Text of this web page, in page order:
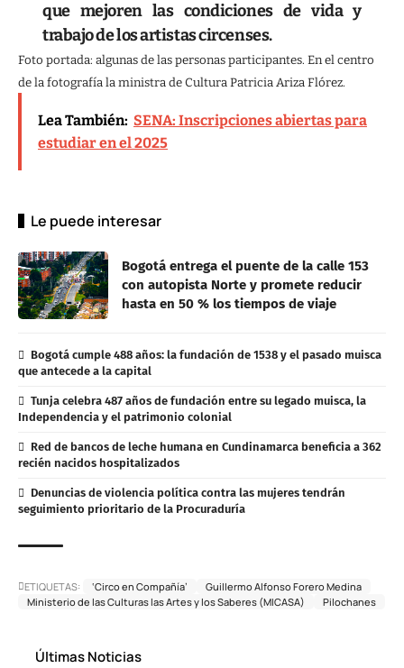
que mejoren las condiciones de vida y
trabajo de los artistas circenses.
Foto portada: algunas de las personas participantes. En el centro
de la fotografía la ministra de Cultura Patricia Ariza Flórez.
Lea También: SENA: Inscripciones abiertas para
estudiar en el 2025
Le puede interesar
Bogotá entrega el puente de la calle 153
con autopista Norte y promete reducir
hasta en 50 % los tiempos de viaje
Bogotá cumple 488 años: la fundación de 1538 y el pasado muisca
que antecede a la capital
Tunja celebra 487 años de fundación entre su legado muisca, la
Independencia y el patrimonio colonial
Red de bancos de leche humana en Cundinamarca beneficia a 362
recién nacidos hospitalizados
Denuncias de violencia política contra las mujeres tendrán
seguimiento prioritario de la Procuraduría
ETIQUETAS: ‘Circo en Compañía’
Guillermo Alfonso Forero Medina
Ministerio de las Culturas las Artes y los Saberes (MICASA)
Pilochanes
Últimas Noticias